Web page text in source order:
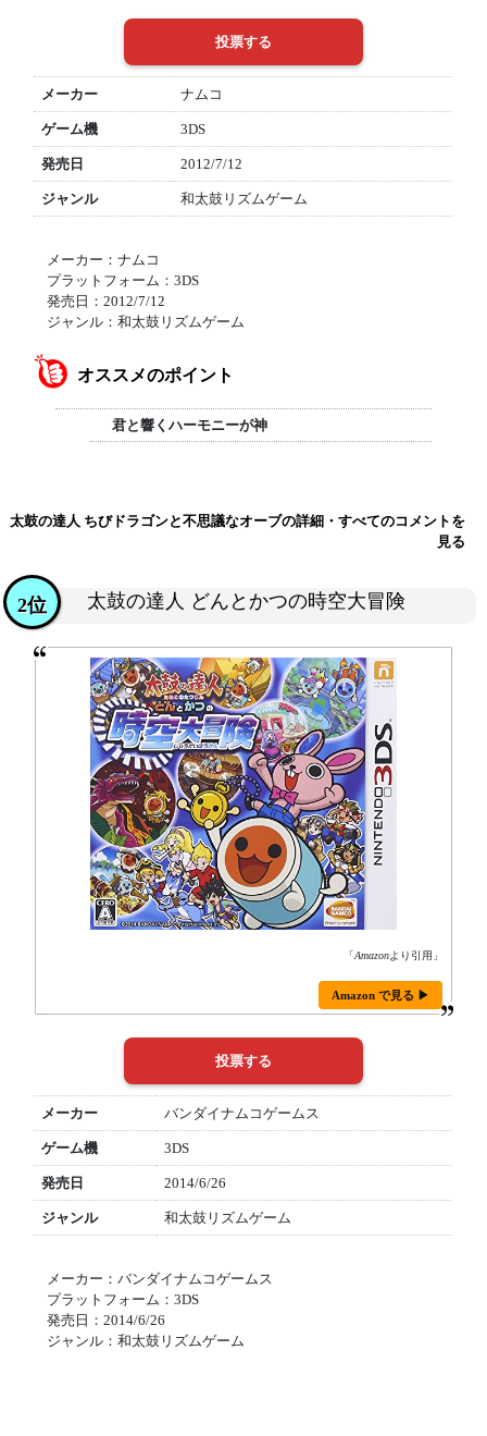
メーカー ナムコ
ゲーム機 3DS
発売日 2012/7/12
ジャンル 和太鼓リズムゲーム
メーカー：ナムコ
プラットフォーム：3DS
発売日：2012/7/12
ジャンル：和太鼓リズムゲーム
オススメのポイント
君と響くハーモニーが神
太鼓の達人 ちびドラゴンと不思議なオーブの詳細・すべてのコメントを
見る
太鼓の達人 どんとかつの時空大冒険
2位
「Amazonより引用」
Amazon で見る ▶
メーカー バンダイナムコゲームス
ゲーム機 3DS
発売日 2014/6/26
ジャンル 和太鼓リズムゲーム
メーカー：バンダイナムコゲームス
プラットフォーム：3DS
発売日：2014/6/26
ジャンル：和太鼓リズムゲーム